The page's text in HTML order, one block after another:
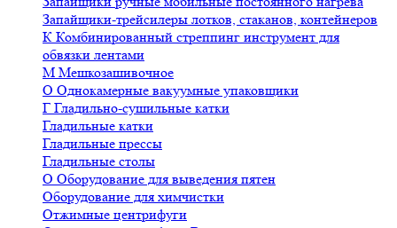
Запайщики-трейсилеры лотков, стаканов, контейнеров
К Комбинированный стреппинг инструмент для
обвязки лентами
М Мешкозашивочное
О Однокамерные вакуумные упаковщики
Г Гладильно-сушильные катки
Гладильные катки
Гладильные прессы
Гладильные столы
О Оборудование для выведения пятен
Оборудование для химчистки
Отжимные центрифуги